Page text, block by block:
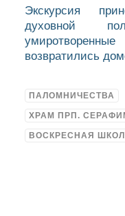
Экскурсия
духовной
возвратились
ПАЛОМНИЧЕСТВА
ХРАМ ПРП.
ВОСКРЕСНАЯ